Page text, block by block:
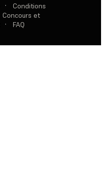
·
Conditions
Concours et
· FAQ